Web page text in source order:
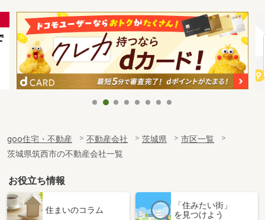
goo住宅・不動産 不動産会社 茨城県
市区一覧
茨城県筑西市の不動産会社一覧
お役立ち情報
住まいのコラム
「住みたい街」
を見つけよう